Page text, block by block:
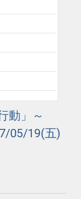
動」～
05/19(五)